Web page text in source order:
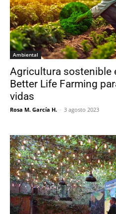
Ambiental
Agricultura sostenible
Better Life Farming
vidas
Rosa M. García H. - 3 agosto 2023